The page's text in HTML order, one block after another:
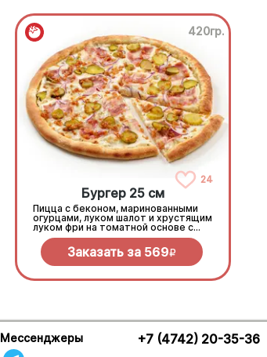
420гр.
24
Бургер 25 см
Пицца с беконом, маринованными
огурцами, луком шалот и хрустящим
луком фри на томатной основе с
моцареллой.
Заказать за 569R
Мессенджеры +7 (4742) 20-35-36